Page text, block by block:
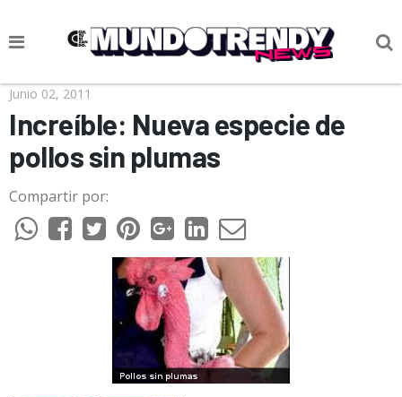
NOTICIAS
CULTURA POP
CIENCIA Y TECNOLOGÍA
VIDA
SOCIEDAD
CULTURIZANDO.COM
Junio 02, 2011
Increíble: Nueva especie de
pollos sin plumas
Compartir por: